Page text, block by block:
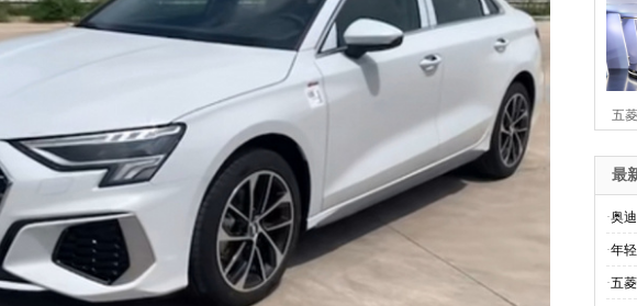
五
最
·奥
·年
·五